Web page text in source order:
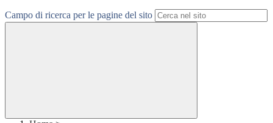
Campo di ricerca per le pagine del sito